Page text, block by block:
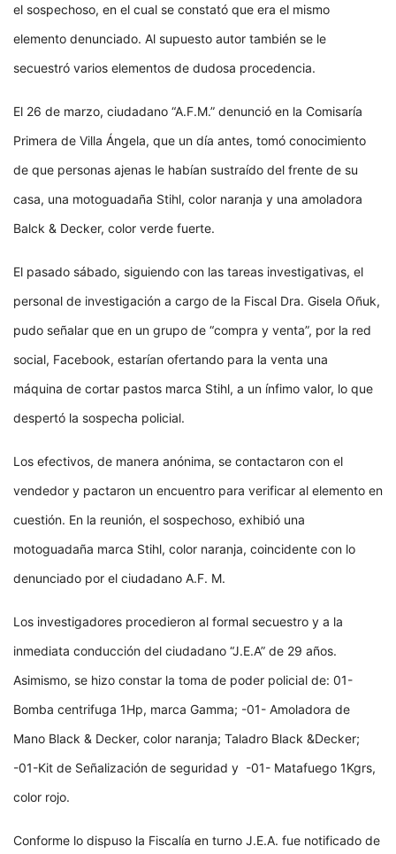
el sospechoso, en el cual se constató que era el mismo
elemento denunciado. Al supuesto autor también se le
secuestró varios elementos de dudosa procedencia.
El 26 de marzo, ciudadano “A.F.M.” denunció en la Comisaría
Primera de Villa Ángela, que un día antes, tomó conocimiento
de que personas ajenas le habían sustraído del frente de su
casa, una motoguadaña Stihl, color naranja y una amoladora
Balck & Decker, color verde fuerte.
El pasado sábado, siguiendo con las tareas investigativas, el
personal de investigación a cargo de la Fiscal Dra. Gisela Oñuk,
pudo señalar que en un grupo de “compra y venta”, por la red
social, Facebook, estarían ofertando para la venta una
máquina de cortar pastos marca Stihl, a un ínfimo valor, lo que
despertó la sospecha policial.
Los efectivos, de manera anónima, se contactaron con el
vendedor y pactaron un encuentro para verificar al elemento en
cuestión. En la reunión, el sospechoso, exhibió una
motoguadaña marca Stihl, color naranja, coincidente con lo
denunciado por el ciudadano A.F. M.
Los investigadores procedieron al formal secuestro y a la
inmediata conducción del ciudadano “J.E.A” de 29 años.
Asimismo, se hizo constar la toma de poder policial de: 01-
Bomba centrifuga 1Hp, marca Gamma; -01- Amoladora de
Mano Black & Decker, color naranja; Taladro Black &Decker;
-01-Kit de Señalización de seguridad y -01- Matafuego 1Kgrs,
color rojo.
Conforme lo dispuso la Fiscalía en turno J.E.A. fue notificado de